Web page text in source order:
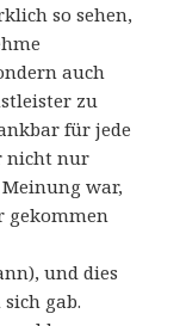
so sehen,
auch
zu
für jede
nicht nur
war,
gekommen
und dies
gab.